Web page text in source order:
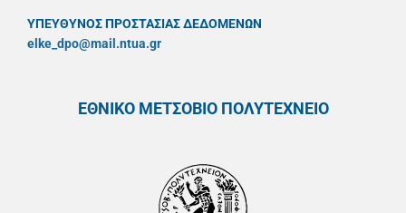
ΥΠΕΥΘYΝΟΣ ΠΡΟΣΤΑΣΙΑΣ ΔΕΔΟΜΕΝΩΝ
elke_dpo@mail.ntua.gr
ΕΘΝΙΚΟ ΜΕΤΣΟΒΙΟ ΠΟΛΥΤΕΧΝΕΙΟ